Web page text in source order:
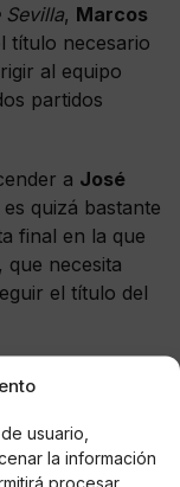
usuario,
la información
procesar
Sevilla, Marcos
título necesario
al equipo
partidos
a José
quizá bastante
final en la que
, que necesita
el título del